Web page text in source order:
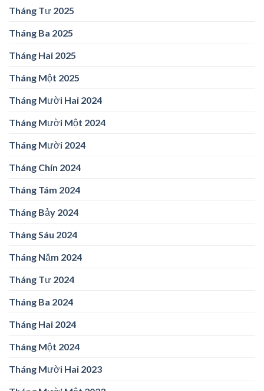
Tháng Tư 2025
Tháng Ba 2025
Tháng Hai 2025
Tháng Một 2025
Tháng Mười Hai 2024
Tháng Mười Một 2024
Tháng Mười 2024
Tháng Chín 2024
Tháng Tám 2024
Tháng Bảy 2024
Tháng Sáu 2024
Tháng Năm 2024
Tháng Tư 2024
Tháng Ba 2024
Tháng Hai 2024
Tháng Một 2024
Tháng Mười Hai 2023